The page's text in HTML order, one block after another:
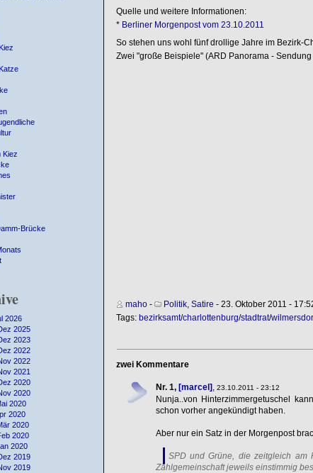
Kiez
Brücke
2026
2025
2023
2022
2022
2021
2020
2020
2020
2020
2020
2020
2020
2019
2019
Quelle und weitere Informationen:
* Berliner Morgenpost vom 23.10.2011
So stehen uns wohl fünf drollige Jahre im Bezirk-
Zwei "große Beispiele" (ARD Panorama - Sendung
maho- Politik, Satire - 23. Oktober 2011 -
Tags: bezirksamt/charlottenburg/stadtrat/
zwei Kommentare
Nr. 1, [marcel], 23.10.2011 - 23:12
Nunja..von Hinterzimmergetuschel
schon vorher angekündigt haben.
Aber nur ein Satz in der Morgenpost
SPDund Grüne, die zeitgleich am
Zählgemeinschaft jeweils einstimmig